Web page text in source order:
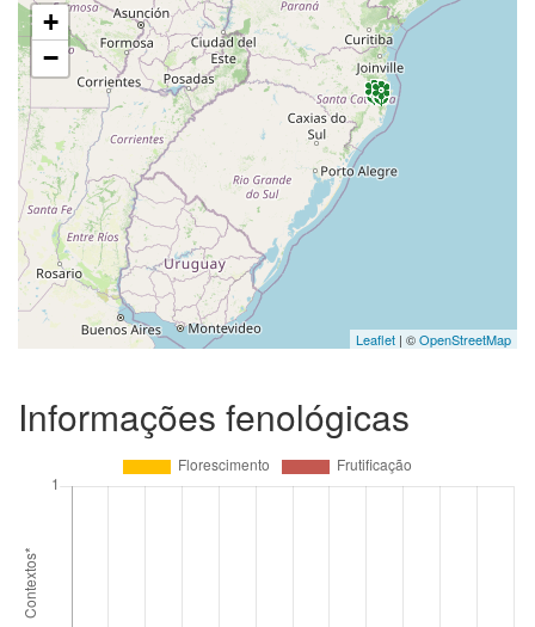
+
−
Leaflet | ©OpenStreetMap
Informações fenológicas